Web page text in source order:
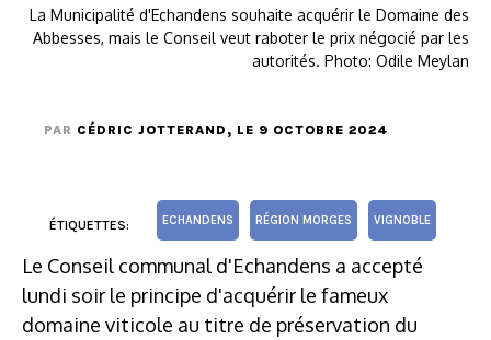
La Municipalité d'Echandens souhaite acquérir le Domaine des
Abbesses, mais le Conseil veut raboter le prix négocié par les
autorités. Photo: Odile Meylan
PAR CÉDRIC JOTTERAND , LE 9 OCTOBRE 2024
ÉTIQUETTES: ECHANDENS RÉGION MORGES VIGNOBLE
Le Conseil communal d'Echandens a accepté
lundi soir le principe d'acquérir le fameux
domaine viticole au titre de préservation du